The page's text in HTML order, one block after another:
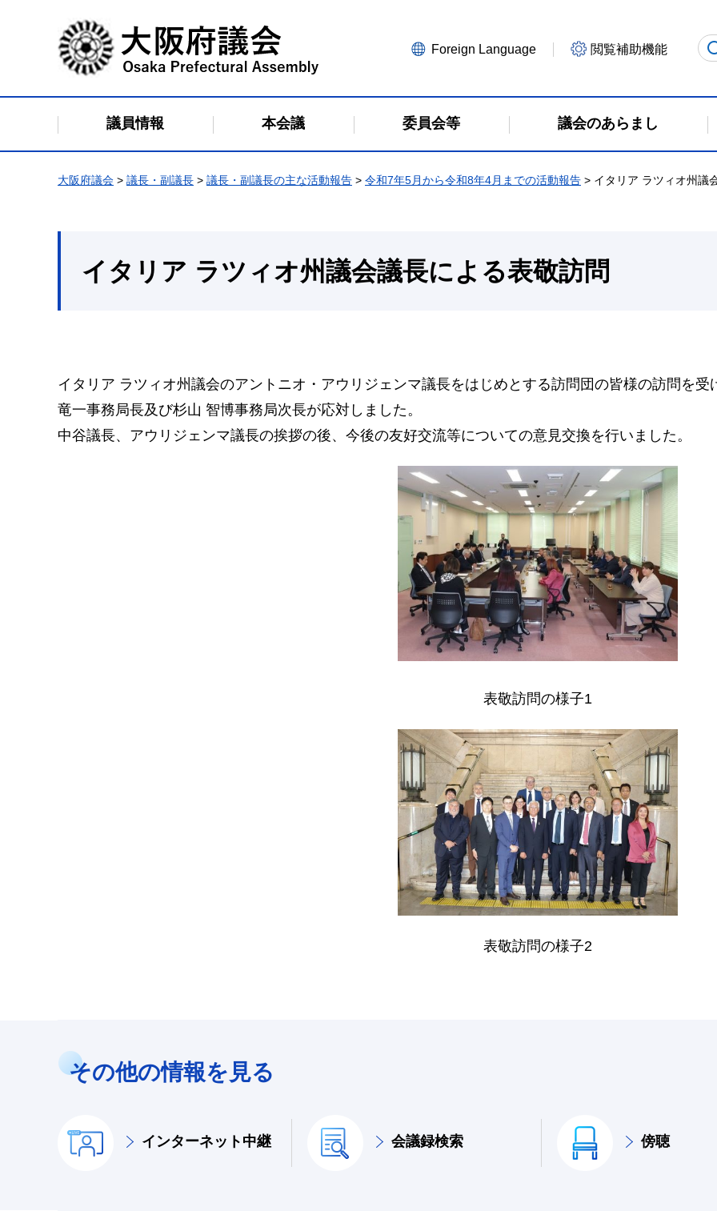
大阪府議会
Foreign Language 閲覧補助機能
議員情報 本会議 委員会等 議会のあらまし
大阪府議会 > 議長・副議長 > 議長・副議長の主な活動報告 > 令和7年5月から令和8年4月までの活動報告 > イタリア ラツィオ州議
イタリア ラツィオ州議会議長による表敬訪問
イタリア ラツィオ州議会のアントニオ・アウリジェンマ議長をはじめとする訪問団の皆様の訪問を
竜一事務局長及び杉山 智博事務局次長が応対しました。
中谷議長、アウリジェンマ議長の挨拶の後、今後の友好交流等についての意見交換を行いました。
表敬訪問の様子1
表敬訪問の様子2
その他の情報を見る
インターネット中継 会議録検索 傍聴